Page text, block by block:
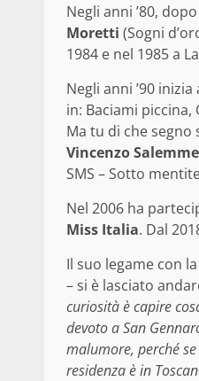
Negli anni ’80,
Moretti (Sogni
1984 e nel 1985 a
Negli anni ’90
in: Baciami piccina,
Ma tu di che segno
Vincenzo Salemme
SMS – Sotto
Nel 2006 ha
Miss Italia. Dal
Il suo legame con
– si è lasciato
curiosità è capire
devoto a San
malumore, perché
residenza è in